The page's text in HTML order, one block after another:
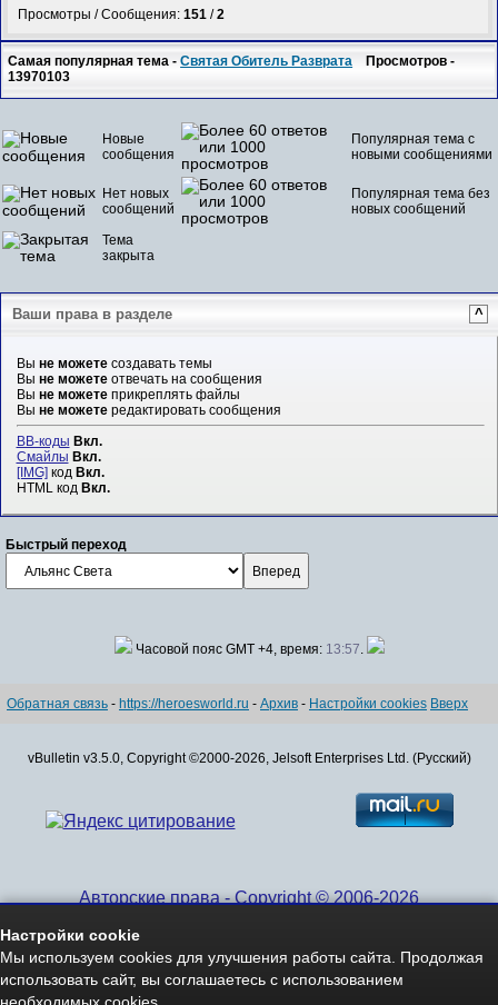
Просмотры / Сообщения:151 /2
Самая популярная тема -Святая Обитель Разврата Просмотров -
13970103
Новые
сообщения
Популярная тема с
новыми сообщениями
Нет новых
сообщений
Популярная тема без
новых сообщений
Тема
закрыта
Ваши права в разделе ^
Вы не можетесоздавать темы
Вы не можетеотвечать на сообщения
Вы не можетеприкреплять файлы
Вы не можетередактировать сообщения
BB-коды Вкл.
Смайлы Вкл.
[IMG]код Вкл.
HTML код Вкл.
Быстрый переход
Часовой пояс GMT +4, время: 13:57.
Обратная связь - https://heroesworld.ru - Архив - Настройки cookies Вверх
vBulletin v3.5.0, Copyright ©2000-2026, Jelsoft Enterprises Ltd. (Русский)
Авторские права - Copyright © 2006-2026
Настройки cookie
Мы используем cookies для улучшения работы сайта. Продолжая
использовать сайт, вы соглашаетесь с использованием
необходимых cookies.